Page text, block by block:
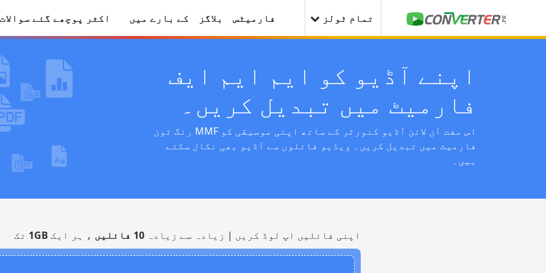
تمام ٹولز فارمیٹس بلاگز کے بارے میں اکثر پوچھے گئے
اپنے آڈیو کو ایم ایم ایف
فارمیٹ میں تبدیل کریں۔
اس مفت آن لائن آڈیو کنورٹر کے ساتھ اپنی موسیقی کو MMF رنگ ٹون
فارمیٹ میں تبدیل کریں۔ ویڈیو فائلوں سے آڈیو بھی نکال سکتے
ہیں۔
اپنی فائلیں اپ لوڈ کریں | زیادہ سے زیادہ 10 فائلیں ، ہر ایک 1GB تک